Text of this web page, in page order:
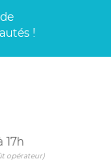
!
17h
opérateur)